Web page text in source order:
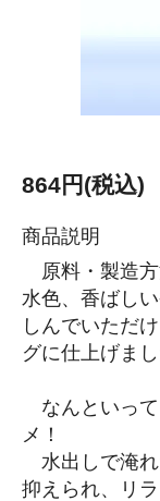
864円(税込)
商品説明
原料・製造方
水色、香ばし
しんでいただ
グに仕上げまし
なんといって
メ！
水出しで淹れ
抑えられ、リ